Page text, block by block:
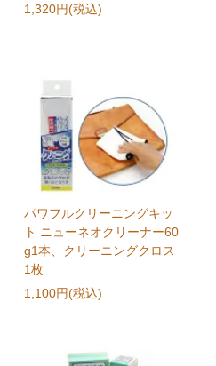
1,320円(税込)
パワフルクリーニングキッ
ト ニューネオクリーナー60
g1本、クリーニングクロス
1枚
1,100円(税込)